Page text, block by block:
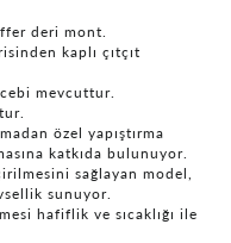
deri mont.
kaplı çıtçıt
mevcuttur.
özel yapıştırma
katkıda bulunuyor.
sağlayan model,
sunuyor.
hafiflik ve sıcaklığı ile